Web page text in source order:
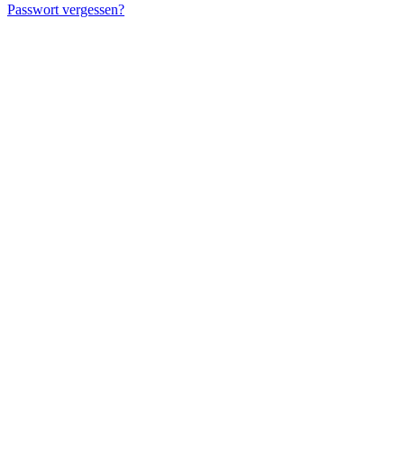
Passwort vergessen?